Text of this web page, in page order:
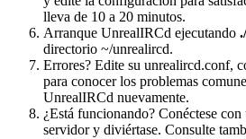
lleva de 10 a 20 minutos.
Arranque UnrealIRCd ejecutando
directorio ~/unrealircd.
Errores? Edite su unrealircd.conf,
para conocer los problemas
UnrealIRCd nuevamente.
¿Está funcionando? Conéctese
servidor y diviértase. Consulte